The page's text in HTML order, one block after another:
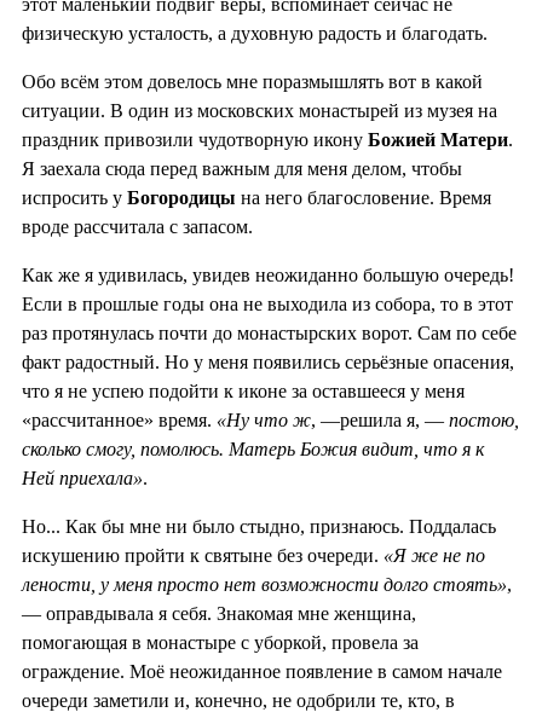
этот маленький подвиг веры, вспоминает сейчас не
физическую усталость, а духовную радость и благодать.
Обо всём этом довелось мне поразмышлять вот в какой
ситуации. В один из московских монастырей из музея на
праздник привозили чудотворную икону Божией Матери.
Я заехала сюда перед важным для меня делом, чтобы
испросить у Богородицы на него благословение. Время
вроде рассчитала с запасом.
Как же я удивилась, увидев неожиданно большую очередь!
Если в прошлые годы она не выходила из собора, то в этот
раз протянулась почти до монастырских ворот. Сам по себе
факт радостный. Но у меня появились серьёзные опасения,
что я не успею подойти к иконе за оставшееся у меня
«рассчитанное» время. «Ну что ж, —решила я, — постою,
сколько смогу, помолюсь. Матерь Божия видит, что я к
Ней приехала».
Но... Как бы мне ни было стыдно, признаюсь. Поддалась
искушению пройти к святыне без очереди. «Я же не по
лености, у меня просто нет возможности долго стоять»,
— оправдывала я себя. Знакомая мне женщина,
помогающая в монастыре с уборкой, провела за
ограждение. Моё неожиданное появление в самом начале
очереди заметили и, конечно, не одобрили те, кто, в